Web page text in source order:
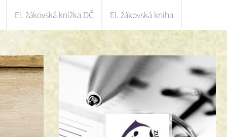
El. žákovská knížka DČ El. žákovská kniha